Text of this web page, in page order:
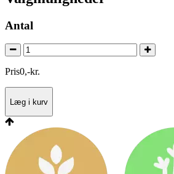
Antal
Pris0,-kr.
Læg i kurv